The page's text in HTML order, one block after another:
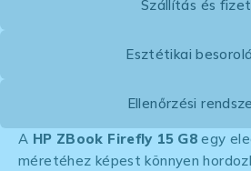
Szállítás és
Esztétikai
Ellenőrzési
A HP ZBook Firefly 15 G8 egy
méretéhez képest könnyen